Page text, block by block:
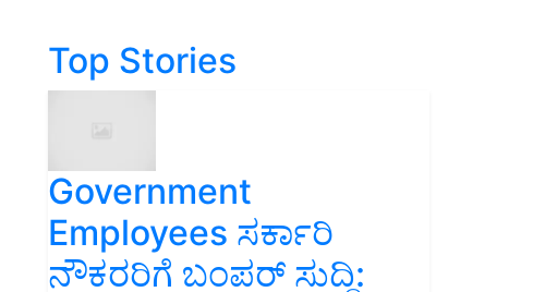
Top Stories
Government
Employees ಸರ್ಕಾರಿ
ನೌಕರರಿಗೆ ಬಂಪರ್‌ ಸುದ್ದಿ: